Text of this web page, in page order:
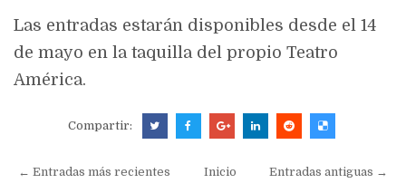
Las entradas estarán disponibles desde el 14
de mayo en la taquilla del propio Teatro
América.
Compartir:
← Entradas más recientes Entradas antiguas →
Inicio